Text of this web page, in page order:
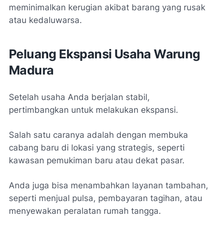
meminimalkan kerugian akibat barang yang rusak
atau kedaluwarsa.
Peluang Ekspansi Usaha Warung
Madura
Setelah usaha Anda berjalan stabil,
pertimbangkan untuk melakukan ekspansi.
Salah satu caranya adalah dengan membuka
cabang baru di lokasi yang strategis, seperti
kawasan pemukiman baru atau dekat pasar.
Anda juga bisa menambahkan layanan tambahan,
seperti menjual pulsa, pembayaran tagihan, atau
menyewakan peralatan rumah tangga.